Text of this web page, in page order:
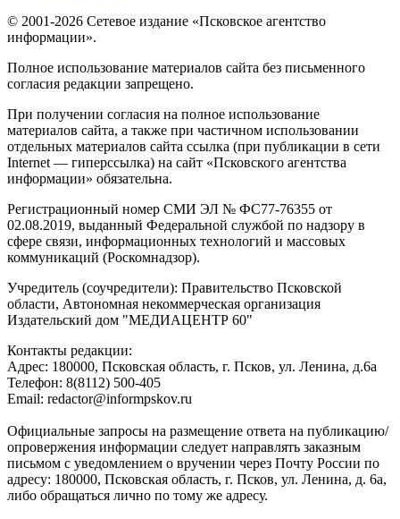
© 2001-2026 Сетевое издание «Псковское агентство
информации».
Полное использование материалов сайта без письменного
согласия редакции запрещено.
При получении согласия на полное использование
материалов сайта, а также при частичном использовании
отдельных материалов сайта ссылка (при публикации в сети
Internet — гиперссылка) на сайт «Псковского агентства
информации» обязательна.
Регистрационный номер СМИ ЭЛ № ФС77-76355 от
02.08.2019, выданный Федеральной службой по надзору в
сфере связи, информационных технологий и массовых
коммуникаций (Роскомнадзор).
Учредитель (соучредители): Правительство Псковской
области, Автономная некоммерческая организация
Издательский дом "МЕДИАЦЕНТР 60"
Контакты редакции:
Адреc: 180000, Псковская область, г. Псков, ул. Ленина, д.6а
Телефон: 8(8112) 500-405
Email: redactor@informpskov.ru
Официальные запросы на размещение ответа на публикацию/
опровержения информации следует направлять заказным
письмом с уведомлением о вручении через Почту России по
адресу: 180000, Псковская область, г. Псков, ул. Ленина, д. 6а,
либо обращаться лично по тому же адресу.